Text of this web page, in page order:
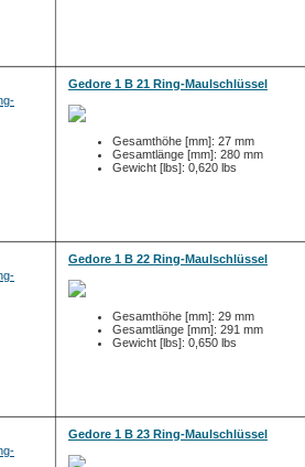
Gedore 1 B 21 Ring-Maulschlüssel
Gesamthöhe [mm]: 27 mm
Gesamtlänge [mm]: 280 mm
Gewicht [lbs]: 0,620 lbs
Gedore 1 B 22 Ring-Maulschlüssel
Gesamthöhe [mm]: 29 mm
Gesamtlänge [mm]: 291 mm
Gewicht [lbs]: 0,650 lbs
Gedore 1 B 23 Ring-Maulschlüssel